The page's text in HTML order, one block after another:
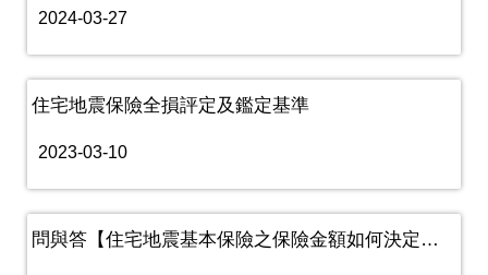
2024-03-27
住宅地震保險全損評定及鑑定基準
2023-03-10
問與答【住宅地震基本保險之保險金額如何決定？】